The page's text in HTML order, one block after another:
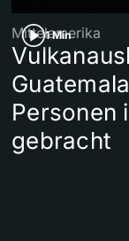
1 Min
Mittelamerika
Personen
gebracht